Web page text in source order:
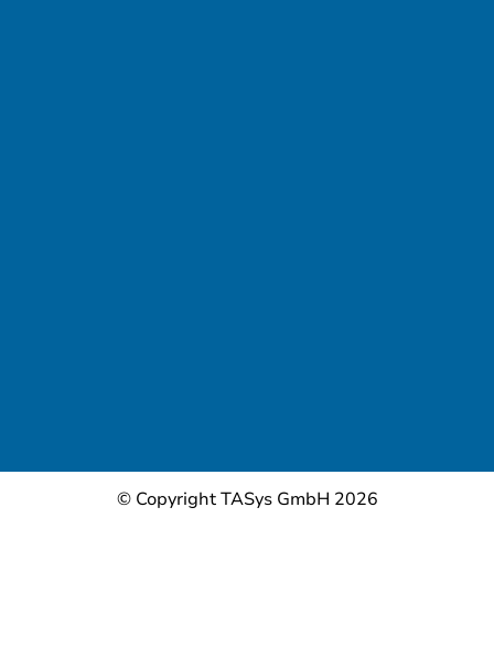
© Copyright TASys GmbH 2026